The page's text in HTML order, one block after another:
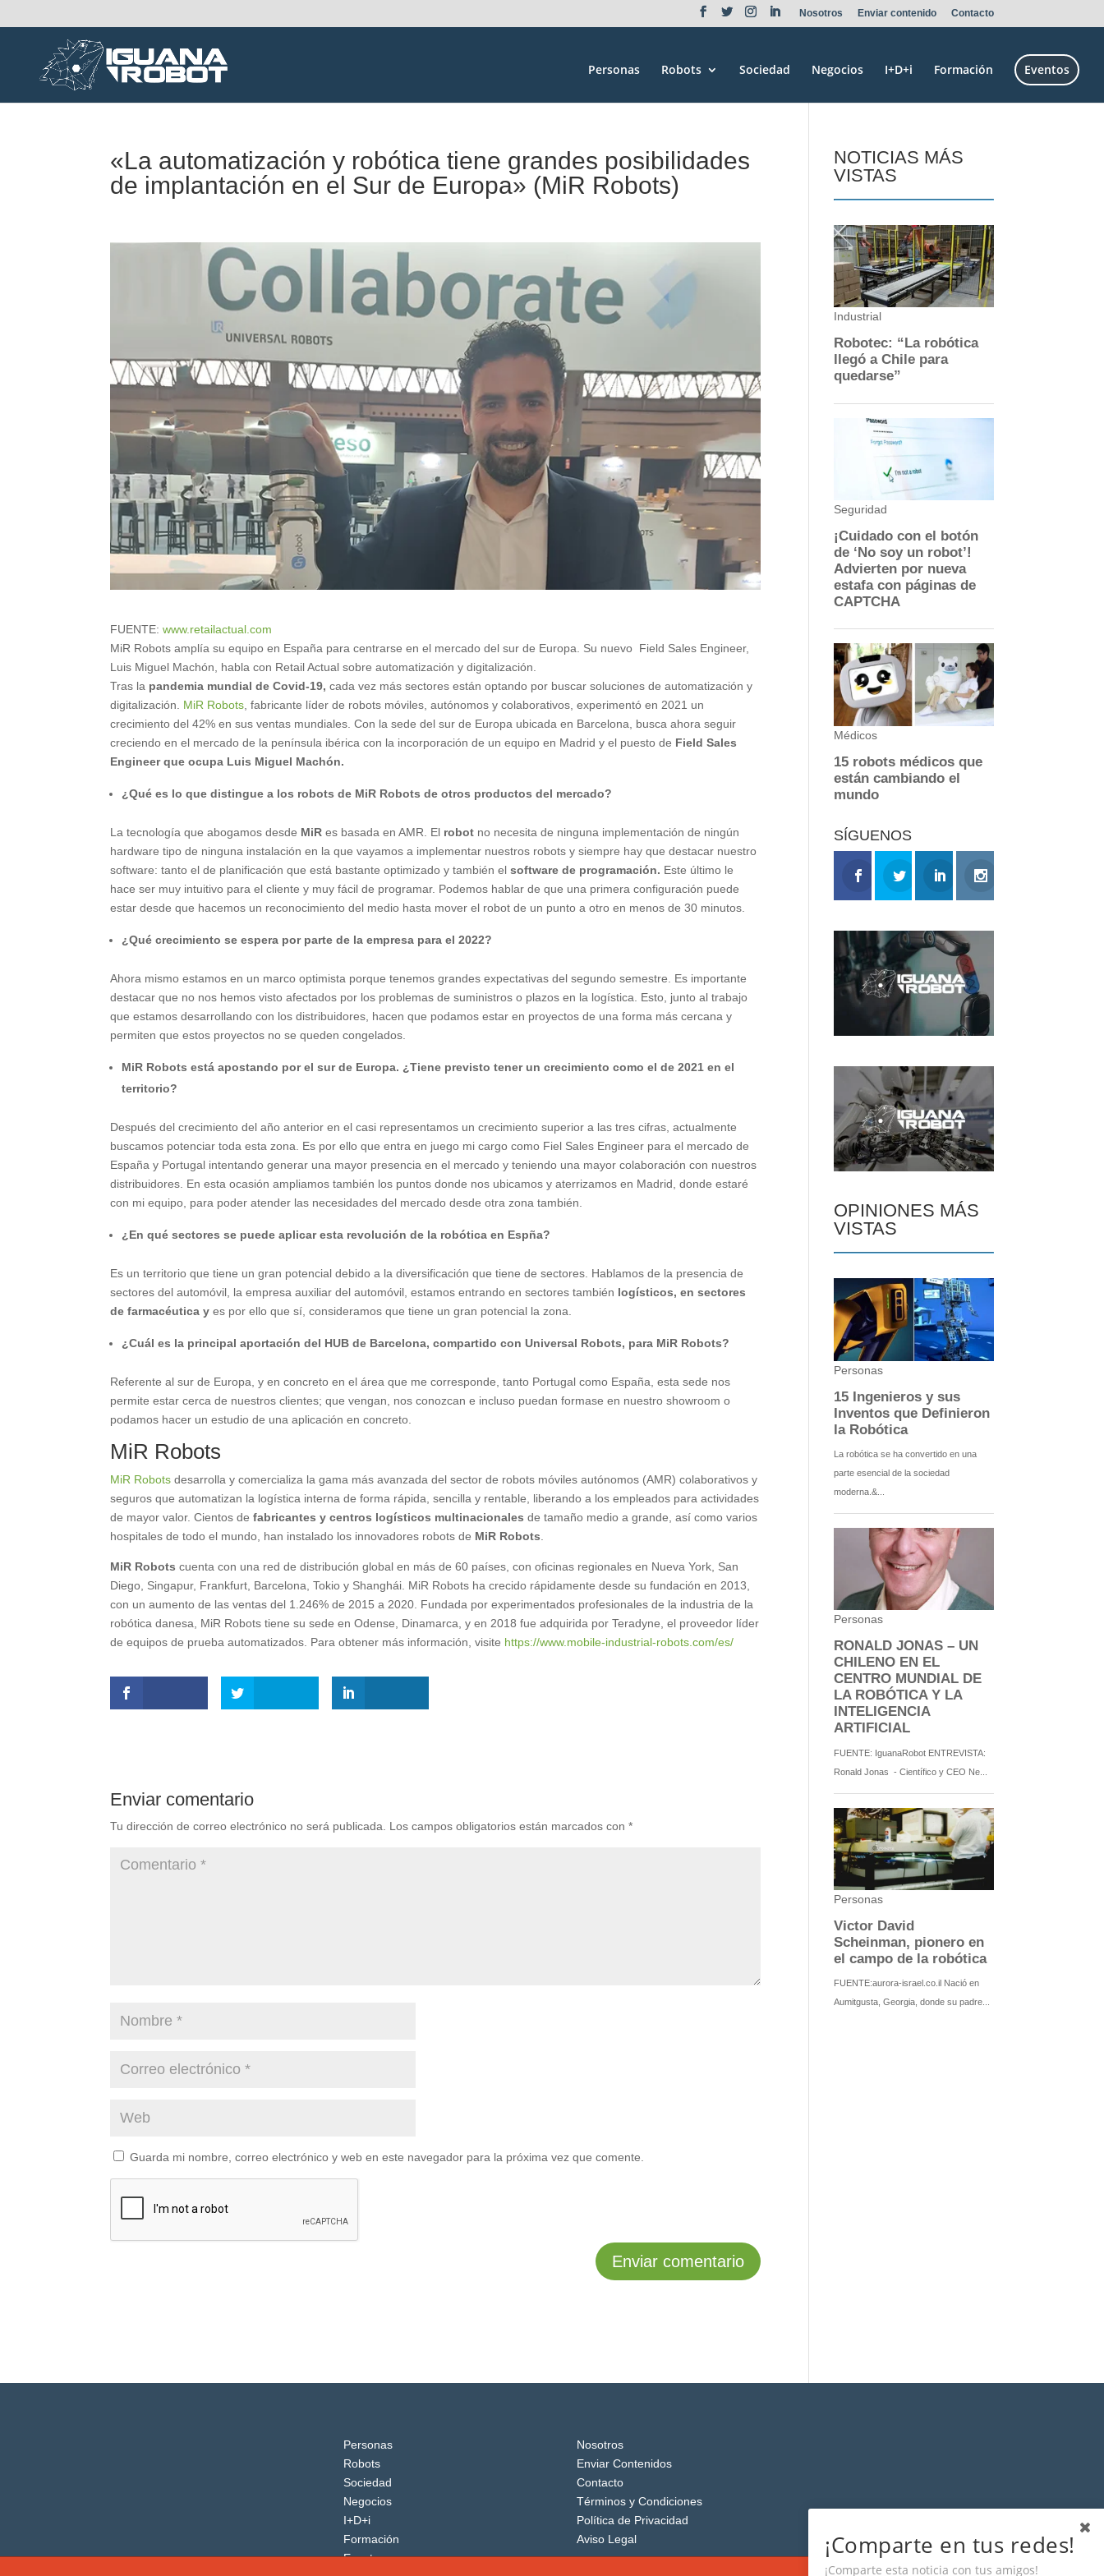
Nosotros Enviar contenido Contacto
Personas Robots Sociedad Negocios I+D+i Formación Eventos
«La automatización y robótica tiene grandes posibilidades
de implantación en el Sur de Europa» (MiR Robots)
FUENTE:www.retailactual.com
MiR Robots amplía su equipo en España para centrarse en el mercado del sur de Europa. Su nuevo Field Sales Engineer,
Luis Miguel Machón, habla con Retail Actual sobre automatización y digitalización.
Tras la pandemia mundial de Covid-19, cada vez más sectores están optando por buscar soluciones de automatización y
digitalización. MiR Robots , fabricante líder de robots móviles, autónomos y colaborativos, experimentó en 2021 un
crecimiento del 42% en sus ventas mundiales. Con la sede del sur de Europa ubicada en Barcelona, busca ahora seguir
creciendo en el mercado de la península ibérica con la incorporación de un equipo en Madrid y el puesto de Field Sales
Engineer que ocupa Luis Miguel Machón.
¿Qué es lo que distingue a los robots de MiR Robots de otros productos del mercado?
La tecnología que abogamos desde MiR es basada en AMR. El robot no necesita de ninguna implementación de ningún
hardware tipo de ninguna instalación en la que vayamos a implementar nuestros robots y siempre hay que destacar nuestro
software: tanto el de planificación que está bastante optimizado y también elsoftware de programación. Este último le
hace ser muy intuitivo para el cliente y muy fácil de programar. Podemos hablar de que una primera configuración puede
estar desde que hacemos un reconocimiento del medio hasta mover el robot de un punto a otro en menos de 30 minutos.
¿Qué crecimiento se espera por parte de la empresa para el 2022?
Ahora mismo estamos en un marco optimista porque tenemos grandes expectativas del segundo semestre. Es importante
destacar que no nos hemos visto afectados por los problemas de suministros o plazos en la logística. Esto, junto al trabajo
que estamos desarrollando con los distribuidores, hacen que podamos estar en proyectos de una forma más cercana y
permiten que estos proyectos no se queden congelados.
MiR Robots está apostando por el sur de Europa. ¿Tiene previsto tener un crecimiento como el de 2021 en el
territorio?
Después del crecimiento del año anterior en el casi representamos un crecimiento superior a las tres cifras, actualmente
buscamos potenciar toda esta zona. Es por ello que entra en juego mi cargo como Fiel Sales Engineer para el mercado de
España y Portugal intentando generar una mayor presencia en el mercado y teniendo una mayor colaboración con nuestros
distribuidores. En esta ocasión ampliamos también los puntos donde nos ubicamos y aterrizamos en Madrid, donde estaré
con mi equipo, para poder atender las necesidades del mercado desde otra zona también.
¿En qué sectores se puede aplicar esta revolución de la robótica en Espña?
Es un territorio que tiene un gran potencial debido a la diversificación que tiene de sectores. Hablamos de la presencia de
sectores del automóvil, la empresa auxiliar del automóvil, estamos entrando en sectores también logísticos, en sectores
de farmacéutica y es por ello que sí, consideramos que tiene un gran potencial la zona.
¿Cuál es la principal aportación del HUB de Barcelona, compartido con Universal Robots, para MiR Robots?
Referente al sur de Europa, y en concreto en el área que me corresponde, tanto Portugal como España, esta sede nos
permite estar cerca de nuestros clientes; que vengan, nos conozcan e incluso puedan formase en nuestro showroom o
podamos hacer un estudio de una aplicación en concreto.
MiR Robots
MiR Robotsdesarrolla y comercializa la gama más avanzada del sector de robots móviles autónomos (AMR) colaborativos y
seguros que automatizan la logística interna de forma rápida, sencilla y rentable, liberando a los empleados para actividades
de mayor valor. Cientos de fabricantes y centros logísticos multinacionales de tamaño medio a grande, así como varios
hospitales de todo el mundo, han instalado los innovadores robots de MiR Robots
MiR Robots cuenta con una red de distribución global en más de 60 países, con oficinas regionales en Nueva York, San
Diego, Singapur, Frankfurt, Barcelona, Tokio y Shanghái. MiR Robots ha crecido rápidamente desde su fundación en 2013,
con un aumento de las ventas del 1.246% de 2015 a 2020. Fundada por experimentados profesionales de la industria de la
robótica danesa, MiR Robots tiene su sede en Odense, Dinamarca, y en 2018 fue adquirida por Teradyne, el proveedor líder
de equipos de prueba automatizados. Para obtener más información, visite https://www.mobile-industrial-robots.com/es/
Enviar comentario
Tu dirección de correo electrónico no será publicada. Los campos obligatorios están marcados con*
Guarda mi nombre, correo electrónico y web en este navegador para la próxima vez que comente.
NOTICIAS MÁS
VISTAS
SÍGUENOS
OPINIONES MÁS
VISTAS
Personas
Robots
Sociedad
Negocios
I+D+i
Formación
Eventos
Nosotros
Enviar Contenidos
Contacto
Términos y Condiciones
Política de Privacidad
Aviso Legal
¡Comparte en tus redes!
¡Comparte esta noticia con tus amigos!